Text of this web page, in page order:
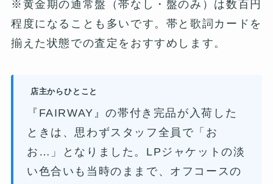
※黄金期の通常盤（帯なし・盤のみ）は数百円
程度になることも多いです。帯と歌詞カードを
揃えた状態での査定をおすすめします。
店主からひとこと
『FAIRWAY』の帯付き完品が入荷した
ときは、思わずスタッフ全員で「お
お…」となりました。LPジャケットの淡
い色合いも当時のままで、オフコースの